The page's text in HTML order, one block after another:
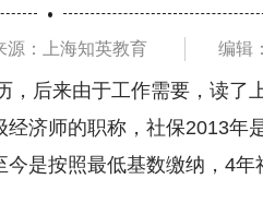
源：上海知英教育 编辑
，后来由于工作需要，读了
济师的职称，社保2013年
是按照最低基数缴纳，4